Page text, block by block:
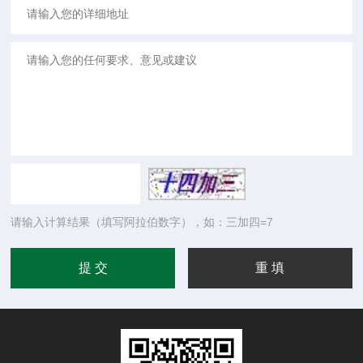
请输入计算结果（填写阿拉伯数字），如：三加四=7